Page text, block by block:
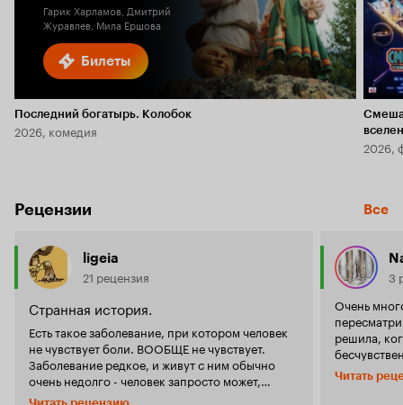
Билеты
Гарик Харламов, Дмитрий
Журавлев, Мила Ершова
Последний богатырь. Колобок
2026, комедия
2026,
Рецензии Все
ligeia
21 рецензия
Странная история.
Есть такое заболевание, при котором человек
не чувствует боли. ВООБЩЕ не чувствует.
Заболевание редкое, и живут с ним обычно
очень недолго - человек запросто может,
например, сгрызть себе язык и не заметить. Да
3
Очень
решила,
выжить,
Читать